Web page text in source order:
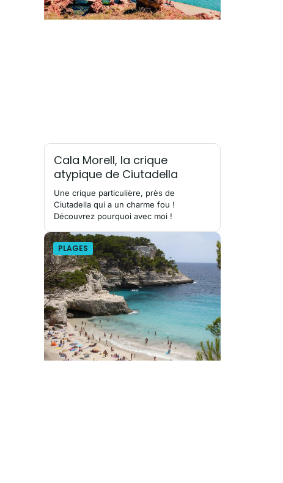
Cala Morell, la crique
atypique de Ciutadella
Une crique particulière, près de
Ciutadella qui a un charme fou !
Découvrez pourquoi avec moi !
PLAGES